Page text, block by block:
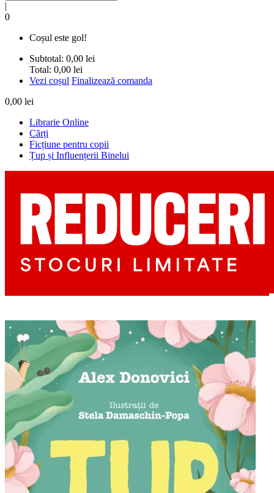
|
0
Coșul este gol!
Subtotal: 0,00 lei
Total: 0,00 lei
Vezi coșul Finalizează comanda
0,00 lei
Librarie Online
Cărți
Ficțiune pentru copii
Țup și Influențerii Binelui